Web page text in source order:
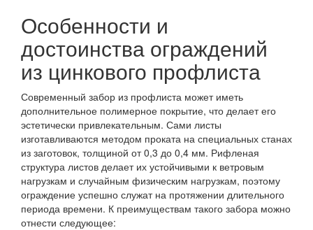
Особенности и
достоинства ограждений
из цинкового профлиста
Современный забор из профлиста может иметь
дополнительное полимерное покрытие, что делает его
эстетически привлекательным. Сами листы
изготавливаются методом проката на специальных станах
из заготовок, толщиной от 0,3 до 0,4 мм. Рифленая
структура листов делает их устойчивыми к ветровым
нагрузкам и случайным физическим нагрузкам, поэтому
ограждение успешно служат на протяжении длительного
периода времени. К преимуществам такого забора можно
отнести следующее: